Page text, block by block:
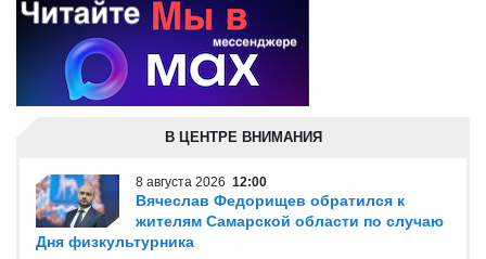
В ЦЕНТРЕ ВНИМАНИЯ
8 августа 2026 12:00
Вячеслав Федорищев обратился к
жителям Самарской области по случаю
Дня физкультурника